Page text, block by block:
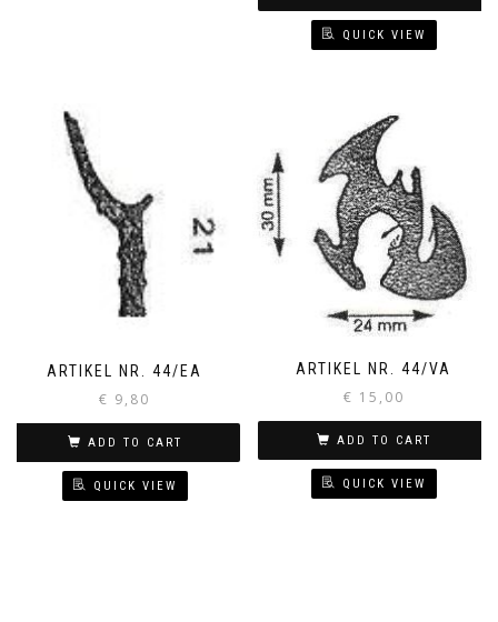
QUICK VIEW
ARTIKEL NR. 44/EA
€ 9,80
ADD TO CART
QUICK VIEW
ARTIKEL NR. 44/VA
€ 15,00
ADD TO CART
QUICK VIEW